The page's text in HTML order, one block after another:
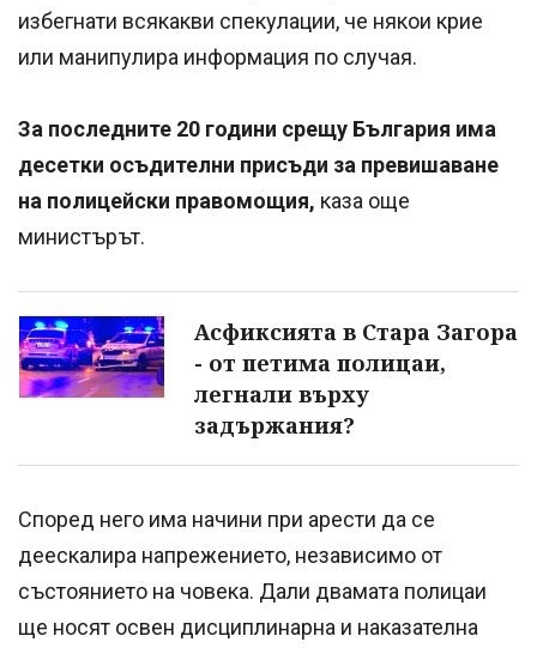
избегнати всякакви спекулации, че някои крие
или манипулира информация по случая.
За последните 20 години срещу България има
десетки осъдителни присъди за превишаване
на полицейски правомощия, каза още
министърът.
Асфиксията в Стара Загора
- от петима полицаи,
легнали върху
задържания?
Според него има начини при арести да се
деескалира напрежението, независимо от
състоянието на човека. Дали двамата полицаи
ще носят освен дисциплинарна и наказателна